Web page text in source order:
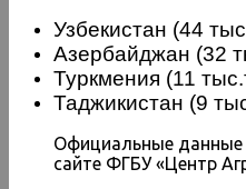
Узбекистан (44
Азербайджан (32
Туркмения (11
Таджикистан (9
Официальные данные
сайте ФГБУ «Центр